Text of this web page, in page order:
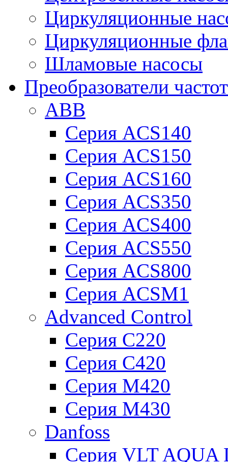
Циркуляционные
Циркуляционные
Шламовые насосы
Преобразователи
ABB
Серия ACS140
Серия ACS150
Серия ACS160
Серия ACS350
Серия ACS400
Серия ACS550
Серия ACS800
Серия ACSM1
Advanced Control
Серия C220
Серия C420
Серия M420
Серия M430
Danfoss
Серия VLT AQUA